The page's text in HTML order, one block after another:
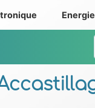
Energie